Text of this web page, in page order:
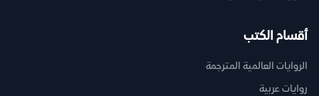
أقسام الكتب
الروايات العالمية المترجمة
روايات عربية